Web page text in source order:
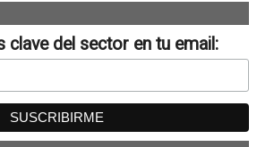
clave del sector en tu email: